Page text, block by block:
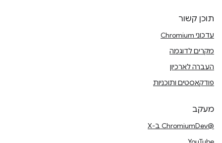
תוכן קשור
עדכוני Chromium
מקרים לדוגמה
העברה לארכיון
פודקאסטים ותוכניות
מעקב
@ChromiumDev ב-X